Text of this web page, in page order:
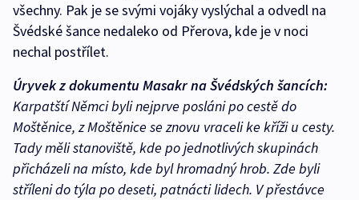
všechny. Pak je se svými vojáky vyslýchal a odvedl na
Švédské šance nedaleko od Přerova, kde je v noci
nechal postřílet.
Úryvek z dokumentu Masakr na Švédských šancích:
Karpatští Němci byli nejprve posláni po cestě do
Moštěnice, z Moštěnice se znovu vraceli ke kříži u cesty.
Tady měli stanoviště, kde po jednotlivých skupinách
přicházeli na místo, kde byl hromadný hrob. Zde byli
stříleni do týla po deseti, patnácti lidech. V přestávce